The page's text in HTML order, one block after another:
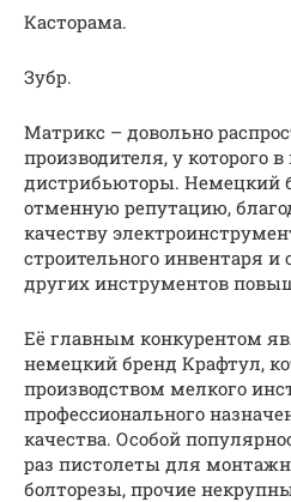
Касторама.
Зубр.
Матрикс – довольно
производителя, у которого
дистрибьюторы. Немецкий
отменную репутацию,
качеству
строительного инвентаря и
других инструментов
Её главным конкурентом
немецкий бренд Крафтул,
производством мелкого
профессионального
качества. Особой
раз пистолеты для
болторезы, прочие